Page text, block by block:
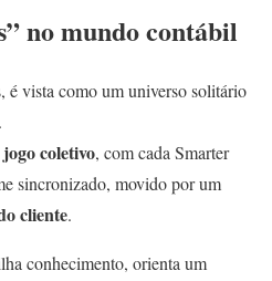
no mundo contábil
é vista como um universo solitário
coletivo, com cada Smarter
sincronizado, movido por um
cliente.
conhecimento, orienta um